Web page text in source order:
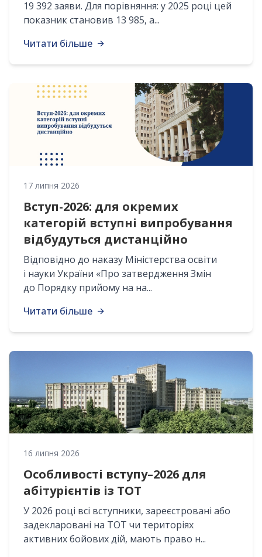
19 392 заяви. Для порівняння: у 2025 році цей
показник становив 13 985, а...
Читати більше
17 липня 2026
Вступ-2026: для окремих
категорій вступні випробування
відбудуться дистанційно
Відповідно до наказу Міністерства освіти
і науки України «Про затвердження Змін
до Порядку прийому на на...
Читати більше
16 липня 2026
Особливості вступу–2026 для
абітурієнтів із ТОТ
У 2026 році всі вступники, зареєстровані або
задекларовані на ТОТ чи територіях
активних бойових дій, мають право н...